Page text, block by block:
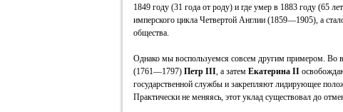
1849 году (31 года от роду) и где умер в 1883 году (65
имперского цикла Четвертой Англии (1859—1905), а
общества.
Однако мы воспользуемся совсем другим примером. Во
(1761—1797) Петр III, а затем Екатерина II
государственной службы и закрепляют лидирующее
Практически не меняясь, этот уклад существовал до